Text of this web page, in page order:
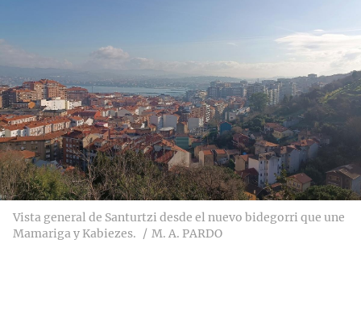
Vista general de Santurtzi desde el nuevo bidegorri que une
Mamariga y Kabiezes.
M. A. PARDO